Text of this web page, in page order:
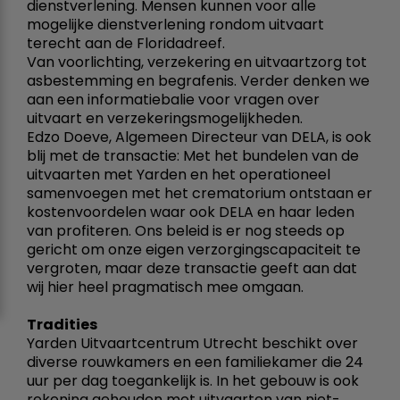
dienstverlening. Mensen kunnen voor alle
mogelijke dienstverlening rondom uitvaart
terecht aan de Floridadreef.
Van voorlichting, verzekering en uitvaartzorg tot
asbestemming en begrafenis. Verder denken we
aan een informatiebalie voor vragen over
uitvaart en verzekeringsmogelijkheden.
Edzo Doeve, Algemeen Directeur van DELA, is ook
blij met de transactie: Met het bundelen van de
uitvaarten met Yarden en het operationeel
samenvoegen met het crematorium ontstaan er
kostenvoordelen waar ook DELA en haar leden
van profiteren. Ons beleid is er nog steeds op
gericht om onze eigen verzorgingscapaciteit te
vergroten, maar deze transactie geeft aan dat
wij hier heel pragmatisch mee omgaan.
Tradities
Yarden Uitvaartcentrum Utrecht beschikt over
diverse rouwkamers en een familiekamer die 24
uur per dag toegankelijk is. In het gebouw is ook